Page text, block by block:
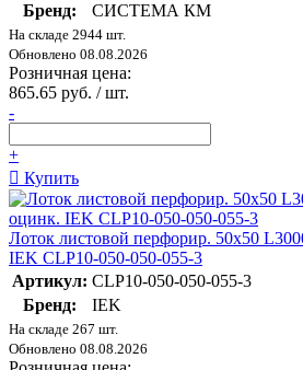
Бренд:
СИСТЕМА КМ
На складе 2944 шт.
Обновлено 08.08.2026
Розничная цена:
865.65 руб. / шт.
-
+
Купить
Лоток листовой перфорир. 50х50
IEK CLP10-050-050-055-3
Артикул: CLP10-050-050-055-3
Бренд:
IEK
На складе 267 шт.
Обновлено 08.08.2026